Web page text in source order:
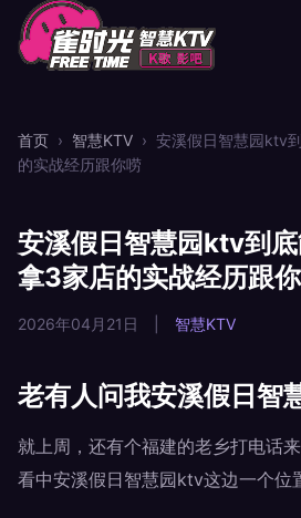
首页 › 智慧KTV › 安溪假日智慧园ktv
的实战经历跟你唠
安溪假日智慧园ktv到
拿3家店的实战经历跟
2026年04月21日 智慧KTV
老有人问我安溪假日智
就上周，还有个福建的老乡打电话
看中安溪假日智慧园ktv这边一个位